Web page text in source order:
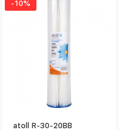
-10%
atoll R-30-20BB